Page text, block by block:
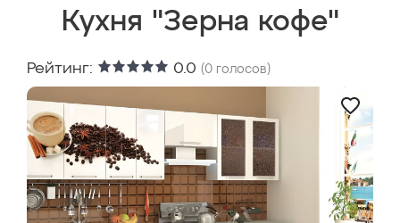
Кухня "Зерна кофе"
Рейтинг: 0.0 (0 голосов)